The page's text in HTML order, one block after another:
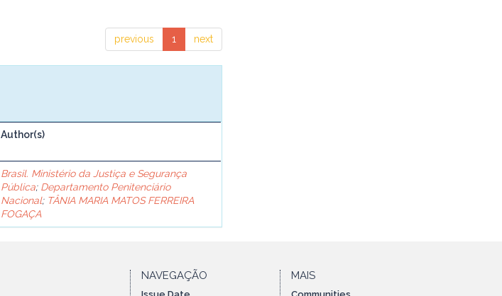
previous 1 next
Author(s)
Brasil. Ministério da Justiça e Segurança
Pública; Departamento Penitenciário
Nacional; TÂNIA MARIA MATOS FERREIRA
FOGAÇA
NAVEGAÇÃO MAIS